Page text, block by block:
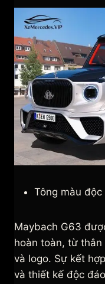
Tông màu
Maybach G63
hoàn toàn, từ
và logo. Sự kết
và thiết kế độc